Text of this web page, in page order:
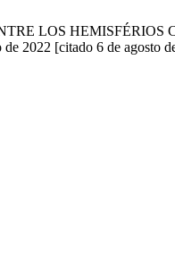
LOS HEMISFÉRIOS
2022 [citado 6 de